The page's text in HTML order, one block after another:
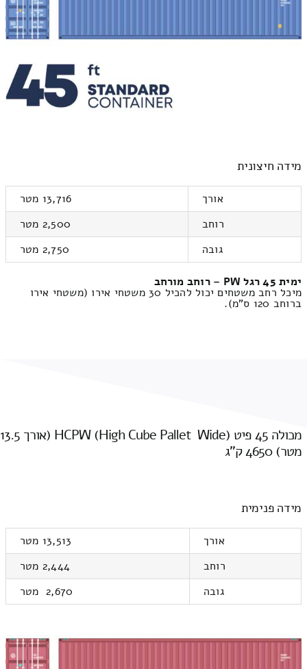
מידה חיצונית
אורך
13,716 מטר
רוחב
2,500 מטר
גובה
2,750 מטר
ימית 45 רגל PW – רוחב מורחב
מיכל רחב משטחים יכול להכיל 30 משטחי אירו (משטחי אירו
ברוחב 120 ס"מ).
מכולה 45 פיט HCPW (High Cube Pallet Wide) (אורך 13.5
מטר) 4650 ק"ג
מידה פנימית
אורך
13,513 מטר
רוחב
2,444 מטר
גובה
2,670 מטר